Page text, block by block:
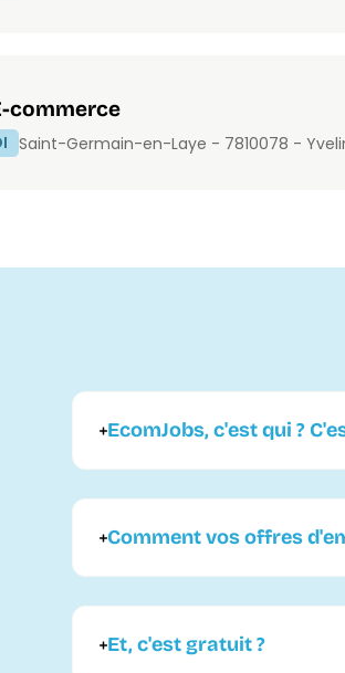
commerce
Saint-Germain-en-Laye - 7810078 -
EcomJobs, c'est qui ?
Comment vos offres
Et, c'est gratuit ?